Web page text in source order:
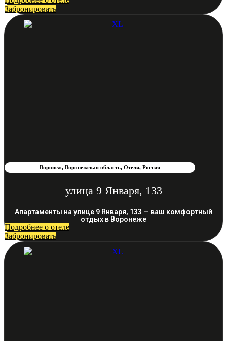
Забронировать
Воронеж, Воронежская область, Отели, Россия
улица 9 Января, 133
Апартаменты на улице 9 Января, 133 — ваш комфортный
отдых в Воронеже
Подробнее о отеле
Забронировать